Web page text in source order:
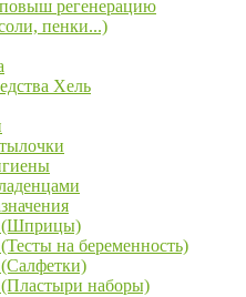
регенерацию
пенки...)
Хель
(Шприцы)
на беременность)
(Пластыри наборы)